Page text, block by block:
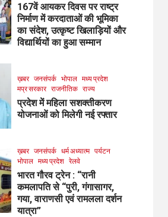
167वें आयकर दिवस पर राष्ट्र
निर्माण में करदाताओं की भूमिका
का संदेश, उत्कृष्ट खिलाड़ियों और
विद्यार्थियों का हुआ सम्मान
ख़बर जनसंपर्क भोपाल मध्य प्रदेश
मप्र सरकार राजनीतिक राज्य
प्रदेश में महिला सशक्तीकरण
योजनाओं को मिलेगी नई रफ्तार
ख़बर जनसंपर्क धर्म अध्यात्म पर्यटन
भोपाल मध्य प्रदेश रेलवे
भारत गौरव ट्रेन : “रानी
कमलापति से “पुरी, गंगासागर,
गया, वाराणसी एवं रामलला दर्शन
यात्रा”